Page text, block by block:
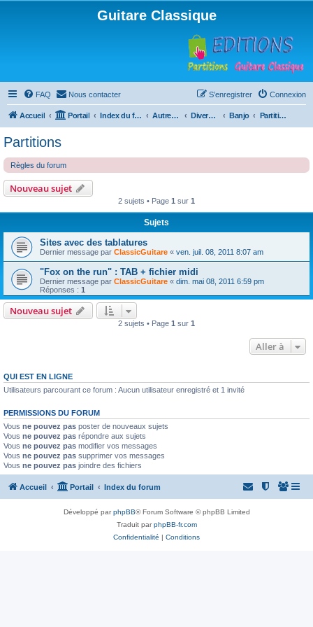
Guitare Classique
FAQ Nous contacter Connexion
S’enregistrer
Accueil Portail Index du forum Autres instruments à cordes pincées, ou styles Divers instruments Banjo Partitions
Partitions
Règles du forum
Nouveau sujet
2 sujets • Page 1 sur 1
Sujets
Sites avec des tablatures
Dernier message par ClassicGuitare « ven. juil. 08, 2011 8:07 am
"Fox on the run" : TAB + fichier midi
Dernier message par ClassicGuitare « dim. mai 08, 2011 6:59 pm
Réponses : 1
Nouveau sujet
2 sujets • Page 1 sur 1
Aller à
QUI EST EN LIGNE
Utilisateurs parcourant ce forum : Aucun utilisateur enregistré et 1 invité
PERMISSIONS DU FORUM
Vous ne pouvez pas poster de nouveaux sujets
Vous ne pouvez pas répondre aux sujets
Vous ne pouvez pas modifier vos messages
Vous ne pouvez pas supprimer vos messages
Vous ne pouvez pas joindre des fichiers
Accueil Portail Index du forum
Développé parphpBB® Forum Software © phpBB Limited
Traduit parphpBB-fr.com
Confidentialité | Conditions